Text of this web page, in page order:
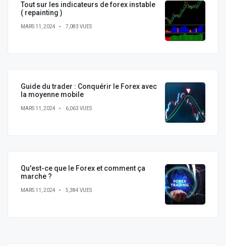
Tout sur les indicateurs de forex instable
( repainting )
MARS 11, 2024 7,083 VUES
Guide du trader : Conquérir le Forex avec
la moyenne mobile
MARS 11, 2024 6,063 VUES
Qu'est-ce que le Forex et comment ça
marche ?
MARS 11, 2024 5,384 VUES